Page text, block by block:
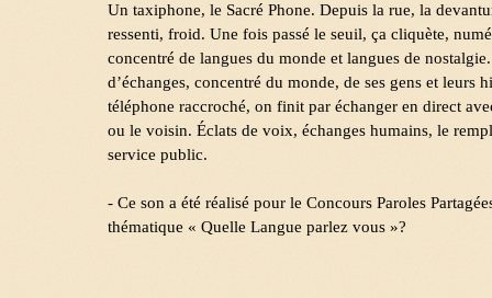
Un taxiphone, le Sacré Phone. Depuis la rue, la
ressenti, froid. Une fois passé le seuil, ça cliquète,
concentré de langues du monde et langues de
d’échanges, concentré du monde, de ses gens et leurs
téléphone raccroché, on finit par échanger en direct
ou le voisin. Éclats de voix, échanges humains, le
service public.
- Ce son a été réalisé pour le Concours Paroles
thématique « Quelle Langue parlez vous »?